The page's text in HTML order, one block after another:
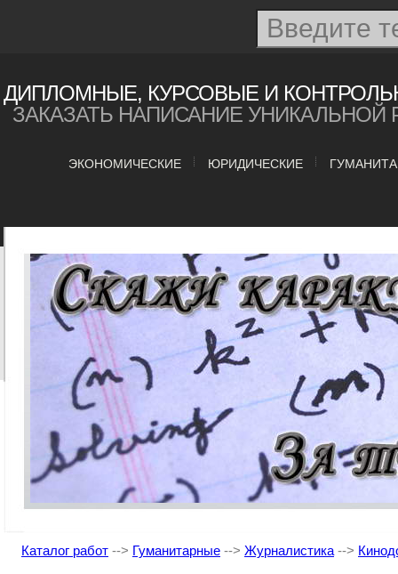
ДИПЛОМНЫЕ, КУРСОВЫЕ И
ЗАКАЗАТЬ НАПИСАНИЕ
ЭКОНОМИЧЕСКИЕ ЮРИДИЧЕСКИЕ
Каталог работ --> Гуманитарные --> Журналистика -->